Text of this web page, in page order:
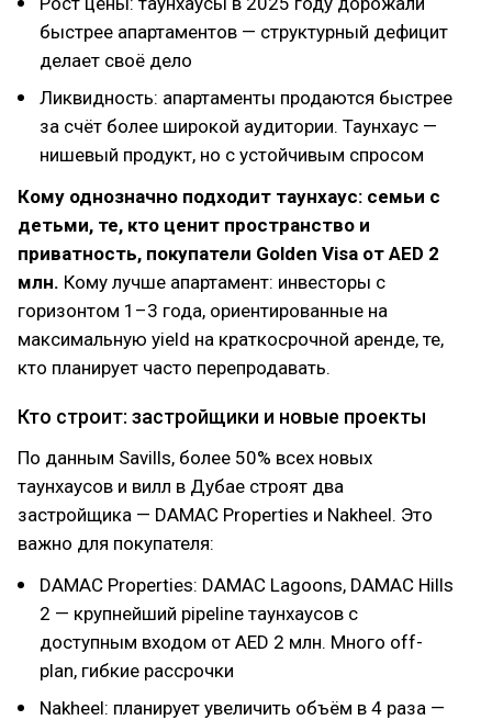
быстрее апартаментов — структурный дефицит
делает своё дело
Ликвидность: апартаменты продаются быстрее
за счёт более широкой аудитории. Таунхаус —
нишевый продукт, но с устойчивым спросом
Кому однозначно подходит таунхаус: семьи с
детьми, те, кто ценит пространство и
приватность, покупатели Golden Visa от AED 2
млн. Кому лучше апартамент: инвесторы с
горизонтом 1–3 года, ориентированные на
максимальную yield на краткосрочной аренде, те,
кто планирует часто перепродавать.
Кто строит: застройщики и новые проекты
По данным Savills, более 50% всех новых
таунхаусов и вилл в Дубае строят два
застройщика — DAMAC Properties и Nakheel. Это
важно для покупателя:
DAMAC Properties: DAMAC Lagoons, DAMAC Hills
2 — крупнейший pipeline таунхаусов с
доступным входом от AED 2 млн. Много off-
plan, гибкие рассрочки
Nakheel: планирует увеличить объём в 4 раза —